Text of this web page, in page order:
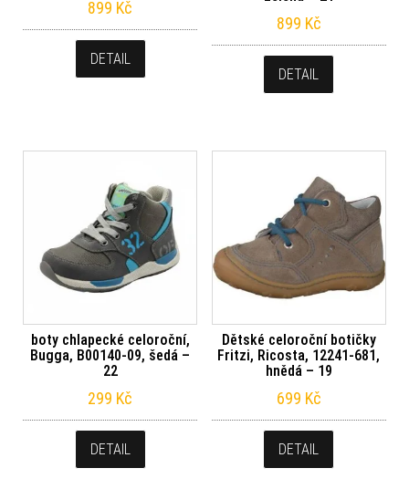
899 Kč
DETAIL
899 Kč
DETAIL
boty chlapecké celoroční,
Bugga, B00140-09, šedá –
22
299 Kč
DETAIL
Dětské celoroční botičky
Fritzi, Ricosta, 12241-681,
hnědá – 19
699 Kč
DETAIL